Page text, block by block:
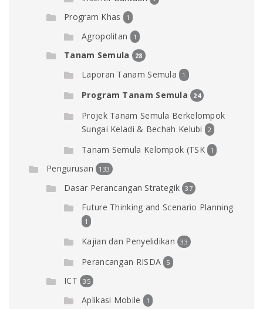
Program Khas 1
Agropolitan 1
Tanam Semula 28
Laporan Tanam Semula 1
Program Tanam Semula 24
Projek Tanam Semula Berkelompok
Sungai Keladi & Bechah Kelubi
2
Tanam Semula Kelompok (TSK 1
Pengurusan 133
Dasar Perancangan Strategik 37
Future Thinking and Scenario Planning
1
Kajian dan Penyelidikan 33
Perancangan RISDA 5
ICT 35
Aplikasi Mobile 1